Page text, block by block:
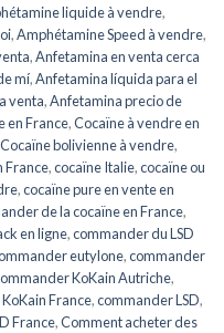
liquide à vendre,
,Amphétamine Speed ​​​​à vendre,
,Anfetamina en venta cerca
mí,Anfetamina líquida para el
venta,Anfetamina precio de
en France,Cocaïne à vendre en
Cocaïne bolivienne à vendre,
France,cocaïne Italie,cocaïne ou
,cocaïne pure en vente en
de la cocaïne en France,
en ligne,commander du LSD
eutylone,commander
KoKain Autriche,
France,commander LSD,
France,Comment acheter des